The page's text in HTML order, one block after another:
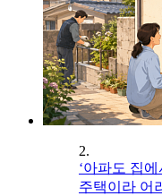
2.
‘아파도 집
주택이라 어